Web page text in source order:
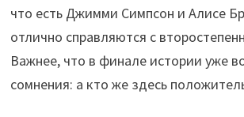
что есть Джимми Симпсон и Алисе
отлично справляются с
Важнее, что в финале истории уже
сомнения: а кто же здесь